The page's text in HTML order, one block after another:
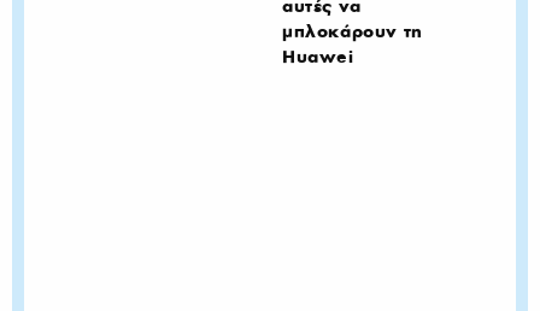
αυτές να
μπλοκάρουν τη
Huawei